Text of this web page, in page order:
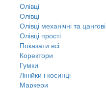
Олівці
Олівці
Олівці механічні та цангові
Олівці прості
Показати всі
Коректори
Гумки
Лінійки і косинці
Маркери